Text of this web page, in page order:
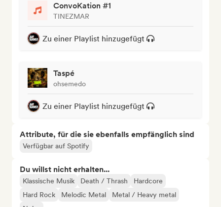
ConvoKation #1
TINEZMAR
Zu einer Playlist hinzugefügt
Taspé
ohsemedo
Zu einer Playlist hinzugefügt
Attribute, für die sie ebenfalls empfänglich sind
Verfügbar auf Spotify
Du willst nicht erhalten...
Klassische Musik Death / Thrash
Hardcore
Hard Rock
Melodic Metal
Metal / Heavy metal